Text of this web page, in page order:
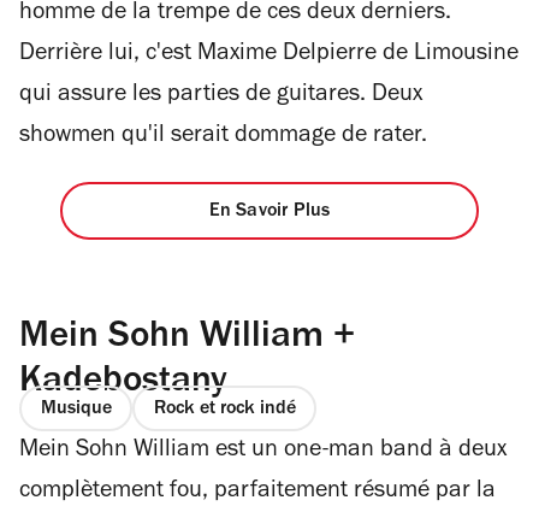
homme de la trempe de ces deux derniers.
Derrière lui, c'est Maxime Delpierre de Limousine
qui assure les parties de guitares. Deux
showmen qu'il serait dommage de rater.
En Savoir Plus
Mein Sohn William +
Kadebostany
Musique Rock et rock indé
Mein Sohn William est un one-man band à deux
complètement fou, parfaitement résumé par la